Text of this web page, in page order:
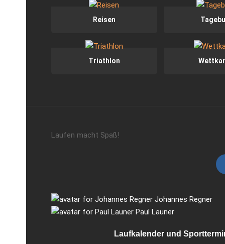
Reisen
Triathlon
Laufen macht Spaß!
Johannes Regner
Paul Launer
Laufkalender und